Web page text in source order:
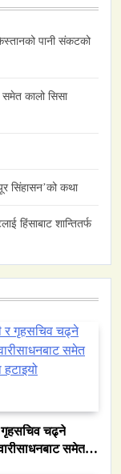
पानी संकटको
समेत कालो सिसा
सिंहासन’को कथा
हिंसाबाट शान्तितर्फ
गृहसचिव चढ्ने
समेत